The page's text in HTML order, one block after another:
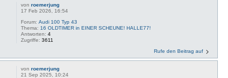
vonroemerjung
17 Feb 2026, 16:54
Forum:Audi 100 Typ 43
Thema: 16 OLDTIMER in EINER SCHEUNE! HALLE77!
Antworten:4
Zugriffe:3611
Rufe den Beitrag auf
vonroemerjung
21 Sep 2025, 10:24